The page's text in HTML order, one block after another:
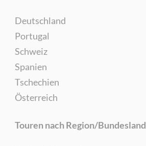
Deutschland
Portugal
Schweiz
Spanien
Tschechien
Österreich
Touren nach Region/Bundesland